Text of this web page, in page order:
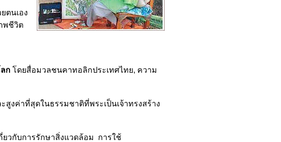
ตนเอง
พชีวิต
ก โดยสื่อมวลชนคาทอลิกประเทศไทย, ความ
สูงค่าที่สุดในธรรมชาติที่พระเป็นเจ้าทรงสร้าง
วกับการรักษาสิ่งแวดล้อม การใช้